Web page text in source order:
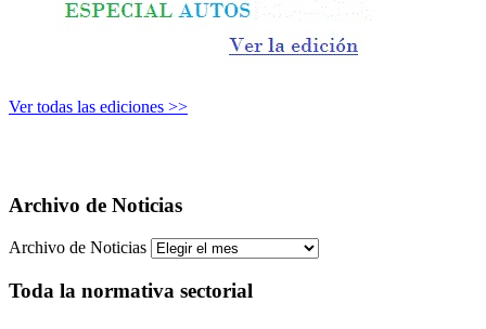
Ver todas las ediciones >>
Archivo de Noticias
Archivo de Noticias
Toda la normativa sectorial